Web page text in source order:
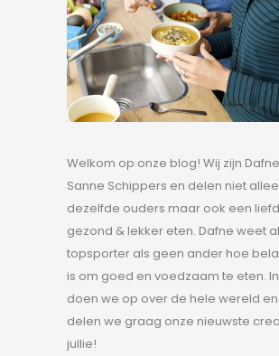
Welkom op onze blog! Wij zijn
Sanne Schippers en delen niet
dezelfde ouders maar ook een
gezond & lekker eten. Dafne weet
topsporter als geen ander hoe
is om goed en voedzaam te eten.
doen we op over de hele wereld
delen we graag onze nieuwste
jullie!